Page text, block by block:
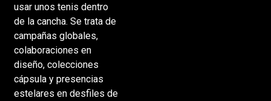
usar unos tenis dentro
de la cancha. Se trata de
campañas globales,
colaboraciones en
diseño, colecciones
cápsula y presencias
estelares en desfiles de